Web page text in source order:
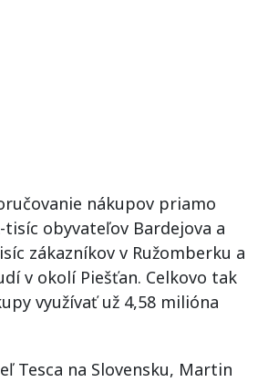
nákupov priamo
obyvateľov Bardejova a
zákazníkov v Ružomberku a
v okolí Piešťan. Celkovo tak
využívať už 4,58 milióna
Tesca na Slovensku, Martin